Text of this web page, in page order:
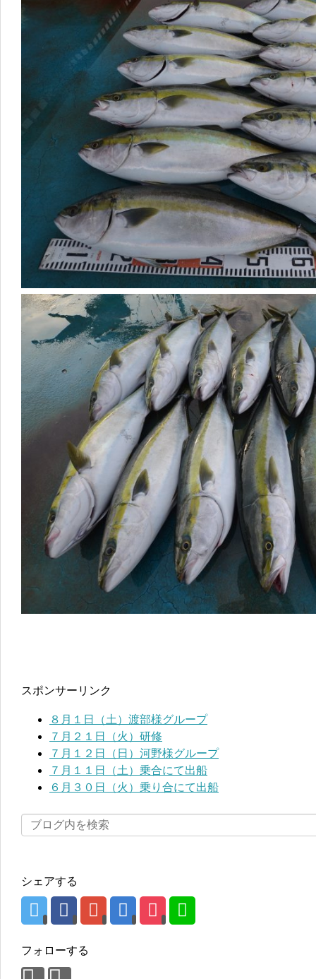
スポンサーリンク
８月１日（土）渡部様グループ
７月２１日（火）研修
７月１２日（日）河野様グループ
７月１１日（土）乗合にて出船
６月３０日（火）乗り合にて出船
シェアする
フォローする